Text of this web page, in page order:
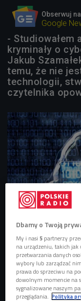
Obserwuj
Google
- Studiowałem
kryminały o
Jakub
temu, że nie
technologii,
czytelnika
Dbamy o Twoją
My i nasi5 partnerzy
na urządzeniu, takich
przetwarzania danych
wybory lub zarządzać
prawa do sprzeciwu na
dowolnym momencie na
sygnalizowane naszym
przeglądania. Polityka